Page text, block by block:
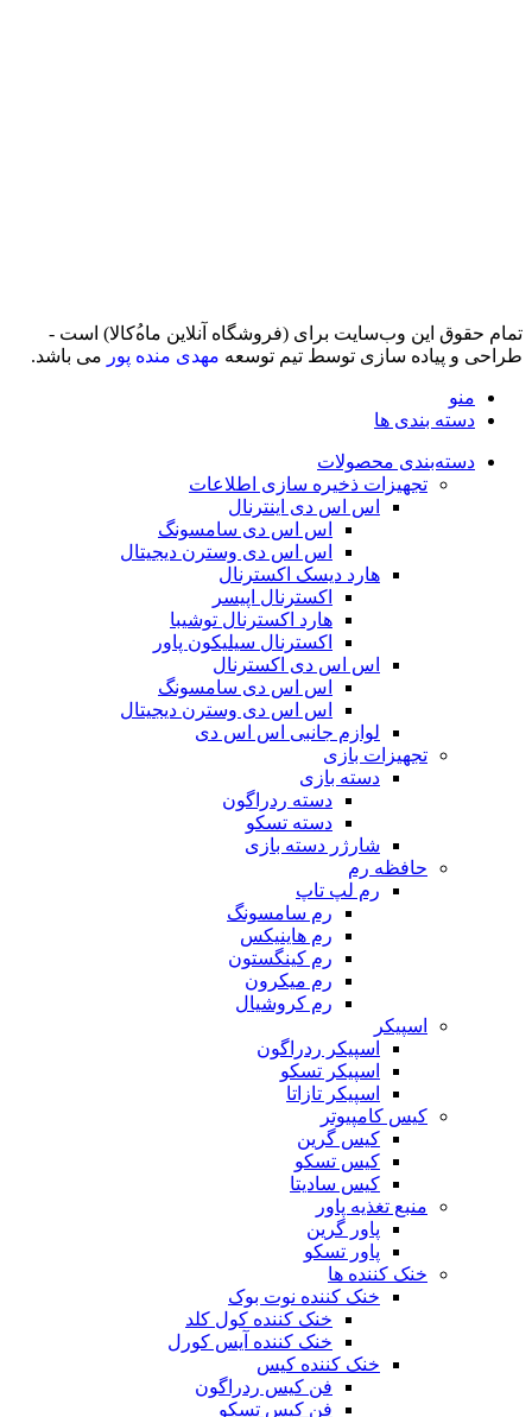
تمام حقوق اين وب‌سايت برای (فروشگاه آنلاین ماه‌‌‌‌‌‌ُکالا) است -
طراحی و پیاده سازی توسط تیم توسعه مهدی منده پور می باشد.
منو
دسته بندی ها
دسته‌بندی محصولات
تجهیزات ذخیره سازی اطلاعات
اس اس دی اینترنال
اس اس دی سامسونگ
اس اس دی وسترن دیجیتال
هارد دیسک اکسترنال
اکسترنال اپیسر
هارد اکسترنال توشیبا
اکسترنال سیلیکون پاور
اس اس دی اکسترنال
اس اس دی سامسونگ
اس اس دی وسترن دیجیتال
لوازم جانبی اس اس دی
تجهیزات بازی
دسته بازی
دسته ردراگون
دسته تسکو
شارژر دسته بازی
حافظه رم
رم لپ تاپ
رم سامسونگ
رم هاینیکس
رم کینگستون
رم میکرون
رم کروشیال
اسپیکر
اسپیکر ردراگون
اسپیکر تسکو
اسپیکر تازاتا
کیس کامپیوتر
کیس گرین
کیس تسکو
کیس سادیتا
منبع تغذیه‌ پاور
پاور گرین
پاور تسکو
خنک کننده ها
خنک کننده نوت بوک
خنک کننده کول کلد
خنک کننده آیس کورل
خنک کننده کیس
فن کیس ردراگون
فن کیس تسکو